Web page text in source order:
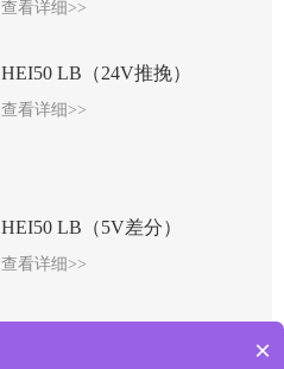
查看详细>>
HEI50 LB（24V推挽）
查看详细>>
HEI50 LB（5V差分）
查看详细>>
×